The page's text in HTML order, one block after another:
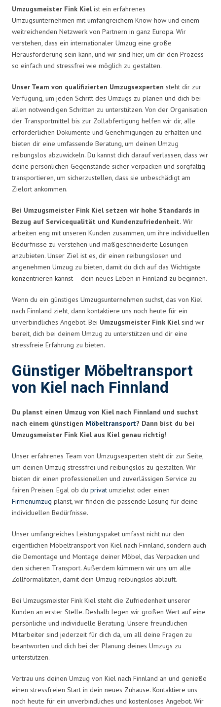
Umzugsmeister Fink Kielist ein erfahrenes
Umzugsunternehmen mit umfangreichem Know-how und einem
weitreichenden Netzwerk von Partnern in ganz Europa. Wir
verstehen, dass ein internationaler Umzug eine große
Herausforderung sein kann, und wir sind hier, um dir den Prozess
so einfach und stressfrei wie möglich zu gestalten.
Unser Team von qualifizierten Umzugsexperten steht dir zur
Verfügung, um jeden Schritt des Umzugs zu planen und dich bei
allen notwendigen Schritten zu unterstützen. Von der Organisation
der Transportmittel bis zur Zollabfertigung helfen wir dir, alle
erforderlichen Dokumente und Genehmigungen zu erhalten und
bieten dir eine umfassende Beratung, um deinen Umzug
reibungslos abzuwickeln. Du kannst dich darauf verlassen, dass wir
deine persönlichen Gegenstände sicher verpacken und sorgfältig
transportieren, um sicherzustellen, dass sie unbeschädigt am
Zielort ankommen.
Bei Umzugsmeister Fink Kiel setzen wir hohe Standards in
Bezug auf Servicequalität und Kundenzufriedenheit. Wir
arbeiten eng mit unseren Kunden zusammen, um ihre individuellen
Bedürfnisse zu verstehen und maßgeschneiderte Lösungen
anzubieten. Unser Ziel ist es, dir einen reibungslosen und
angenehmen Umzug zu bieten, damit du dich auf das Wichtigste
konzentrieren kannst – dein neues Leben in Finnland zu beginnen.
Wenn du ein günstiges Umzugsunternehmen suchst, das von Kiel
nach Finnland zieht, dann kontaktiere uns noch heute für ein
unverbindliches Angebot. Bei Umzugsmeister Fink Kielsind wir
bereit, dich bei deinem Umzug zu unterstützen und dir eine
stressfreie Erfahrung zu bieten.
Günstiger Möbeltransport
von Kiel nach Finnland
Du planst einen Umzug von Kiel nach Finnland und suchst
nach einem günstigen Möbeltransport? Dann bist du bei
Umzugsmeister Fink Kiel aus Kiel genau richtig!
Unser erfahrenes Team von Umzugsexperten steht dir zur Seite,
um deinen Umzug stressfrei und reibungslos zu gestalten. Wir
bieten dir einen professionellen und zuverlässigen Service zu
fairen Preisen. Egal ob du privat umziehst oder einen
Firmenumzug planst, wir finden die passende Lösung für deine
individuellen Bedürfnisse.
Unser umfangreiches Leistungspaket umfasst nicht nur den
eigentlichen Möbeltransport von Kiel nach Finnland, sondern auch
die Demontage und Montage deiner Möbel, das Verpacken und
den sicheren Transport. Außerdem kümmern wir uns um alle
Zollformalitäten, damit dein Umzug reibungslos abläuft.
Bei Umzugsmeister Fink Kiel steht die Zufriedenheit unserer
Kunden an erster Stelle. Deshalb legen wir großen Wert auf eine
persönliche und individuelle Beratung. Unsere freundlichen
Mitarbeiter sind jederzeit für dich da, um all deine Fragen zu
beantworten und dich bei der Planung deines Umzugs zu
unterstützen.
Vertrau uns deinen Umzug von Kiel nach Finnland an und genieße
einen stressfreien Start in dein neues Zuhause. Kontaktiere uns
noch heute für ein unverbindliches und kostenloses Angebot. Wir